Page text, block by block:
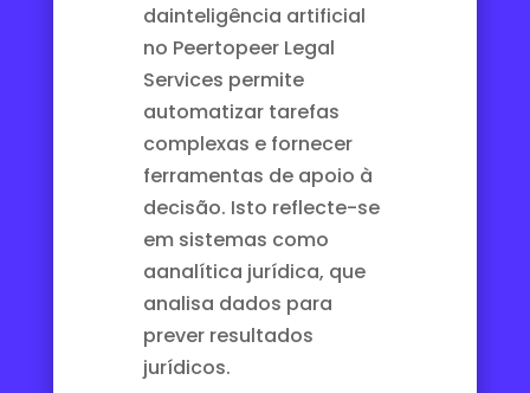
dainteligência artificial
no Peertopeer Legal
Services permite
automatizar tarefas
complexas e fornecer
ferramentas de apoio à
decisão. Isto reflecte-se
em sistemas como
aanalítica jurídica, que
analisa dados para
prever resultados
jurídicos.